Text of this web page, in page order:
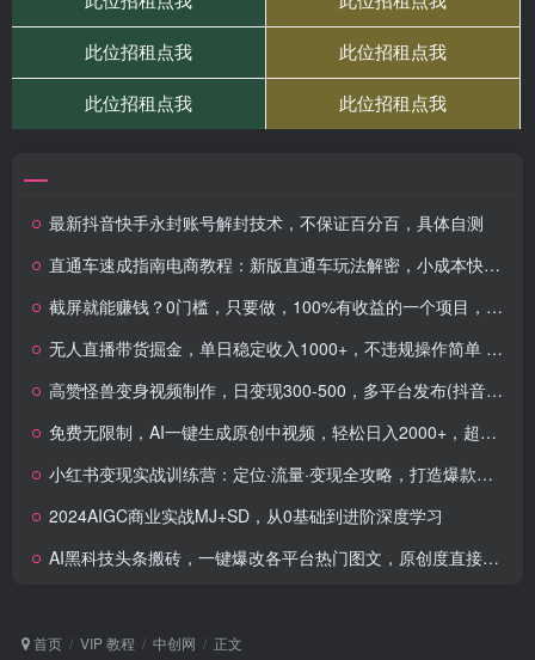
最新抖音快手永封账号解封技术，不保证百分百，具体自测
直通车速成指南电商教程：新版直通车玩法解密，小成本快速爆发（11节）
截屏就能赚钱？0门槛，只要做，100%有收益的一个项目，一天躺赚500+
无人直播带货掘金，单日稳定收入1000+，不违规操作简单 长期可做
高赞怪兽变身视频制作，日变现300-500，多平台发布(抖音、视频号、小红书)
免费无限制，AI一键生成原创中视频，轻松日入2000+，超简单，可矩阵，…
小红书变现实战训练营：定位·流量·变现全攻略，打造爆款账号秘籍
2024AIGC商业实战MJ+SD，从0基础到进阶深度学习
AI黑科技头条搬砖，一键爆改各平台热门图文，原创度直接拉满，矩阵搞月入2W
首页 VIP 教程 中创网 正文